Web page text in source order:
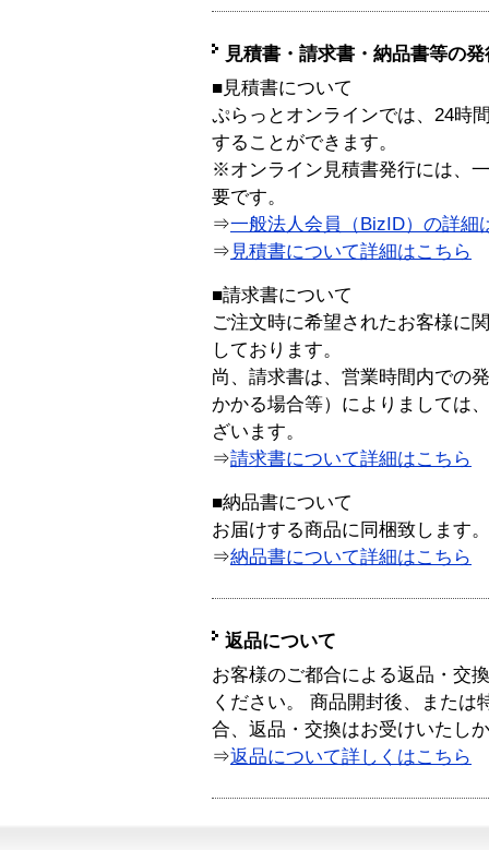
見積書・請求書・納品書等の
■見積書について
ぷらっとオンラインでは、24時
することができます。
※オンライン見積書発行には、
要です。
⇒一般法人会員（BizID）の詳細
⇒ 見積書について詳細はこちら
■請求書について
ご注文時に希望されたお客様に
しております。
尚、請求書は、営業時間内での
かかる場合等）によりましては
ざいます。
⇒請求書について詳細はこちら
■納品書について
お届けする商品に同梱致します。
⇒納品書について詳細はこちら
返品について
お客様のご都合による返品・交
ください。 商品開封後、または
合、返品・交換はお受けいたし
⇒返品について詳しくはこちら